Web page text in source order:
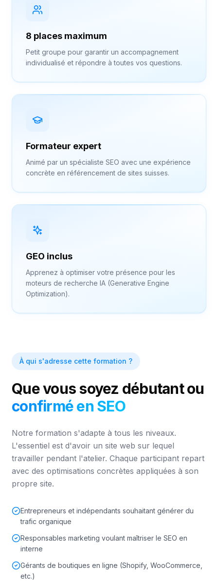
8 places maximum
Petit groupe pour garantir un accompagnement
individualisé et répondre à toutes vos questions.
Formateur expert
Animé par un spécialiste SEO avec une expérience
concrète en référencement de sites suisses.
GEO inclus
Apprenez à optimiser votre présence pour les
moteurs de recherche IA (Generative Engine
Optimization).
À qui s'adresse cette formation ?
Que vous soyez débutant ou
confirmé en SEO
Notre formation s'adapte à tous les niveaux.
L'essentiel est d'avoir un site web sur lequel
travailler pendant l'atelier. Chaque participant repart
avec des optimisations concrètes appliquées à son
propre site.
Entrepreneurs et indépendants souhaitant générer du
trafic organique
Responsables marketing voulant maîtriser le SEO en
interne
Gérants de boutiques en ligne (Shopify, WooCommerce,
etc.)